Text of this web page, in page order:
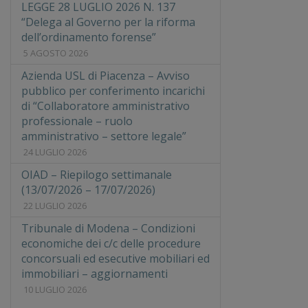
LEGGE 28 LUGLIO 2026 N. 137
“Delega al Governo per la riforma
dell’ordinamento forense”
5 AGOSTO 2026
Azienda USL di Piacenza – Avviso
pubblico per conferimento incarichi
di “Collaboratore amministrativo
professionale – ruolo
amministrativo – settore legale”
24 LUGLIO 2026
OIAD – Riepilogo settimanale
(13/07/2026 – 17/07/2026)
22 LUGLIO 2026
Tribunale di Modena – Condizioni
economiche dei c/c delle procedure
concorsuali ed esecutive mobiliari ed
immobiliari – aggiornamenti
10 LUGLIO 2026